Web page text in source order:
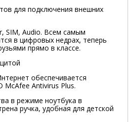
для подключения внешних
SIM, Audio. Всем самым
в цифровых недрах, теперь
прямо в классе.
обеспечивается
Antivirus Plus.
в режиме ноутбука в
ручка, удобная для детской